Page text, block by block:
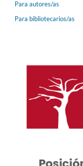
Para autores/as
Para bibliotecarios/as